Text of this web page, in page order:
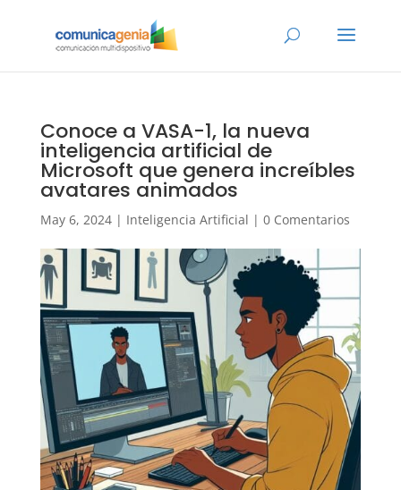
Conoce a VASA-1, la nueva
inteligencia artificial de
Microsoft que genera increíbles
avatares animados
May 6, 2024| Inteligencia Artificial | 0 Comentarios